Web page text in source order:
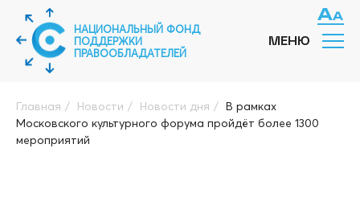
НАЦИОНАЛЬНЫЙ ФОНД
ПОДДЕРЖКИ
ПРАВООБЛАДАТЕЛЕЙ
МЕНЮ
Главная / Новости / Новости дня / В рамках
Московского культурного форума пройдёт более 1300
мероприятий